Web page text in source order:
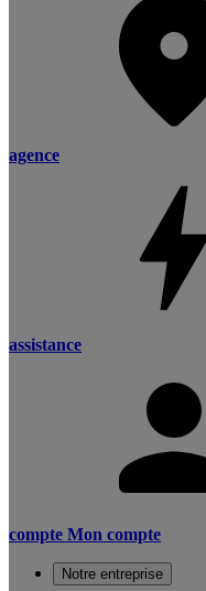
agence
assistance
compte Mon compte
Notre entreprise